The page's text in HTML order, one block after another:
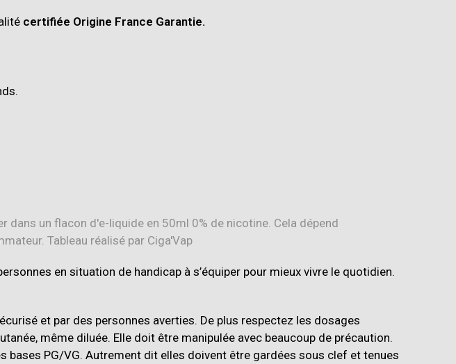
certifiée Origine France Garantie.
.
en situation de handicap à s’équiper pour mieux vivre le quotidien.
et par des personnes averties. De plus respectez les dosages
même diluée. Elle doit être manipulée avec beaucoup de précaution.
PG/VG. Autrement dit elles doivent être gardées sous clef et tenues